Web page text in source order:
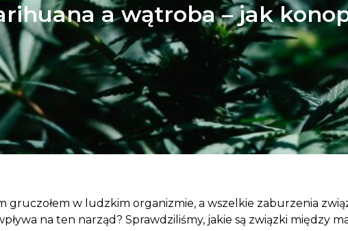
a wątroba – jak
gruczołem w ludzkim organizmie, a wszelkie zaburzenia
na ten narząd? Sprawdziliśmy, jakie są związki między